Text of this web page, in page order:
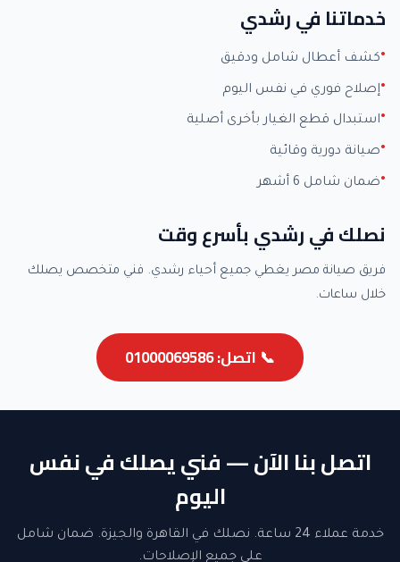
خدماتنا في رشدي
كشف أعطال شامل ودقيق
إصلاح فوري في نفس اليوم
استبدال قطع الغيار بأخرى أصلية
صيانة دورية وقائية
ضمان شامل 6 أشهر
نصلك في رشدي بأسرع وقت
فريق صيانة مصر يغطي جميع أحياء رشدي. فني متخصص يصلك
خلال ساعات.
📞 اتصل: 01000069586
اتصل بنا الآن — فني يصلك في نفس
اليوم
خدمة عملاء 24 ساعة. نصلك في القاهرة والجيزة. ضمان شامل
على جميع الإصلاحات.